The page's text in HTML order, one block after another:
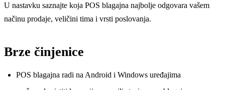
U nastavku saznajte koja POS blagajna najbolje odgovara vašem
načinu prodaje, veličini tima i vrsti poslovanja.
Brze činjenice
POS blagajna radi na Android i Windows uređajima